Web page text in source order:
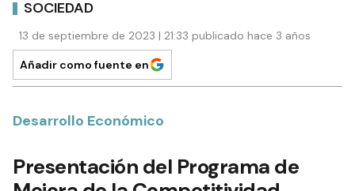
SOCIEDAD
13 de septiembre de 2023 | 21:33 publicado hace 3 años
Añadir como fuente en
Desarrollo Económico
Presentación del Programa de